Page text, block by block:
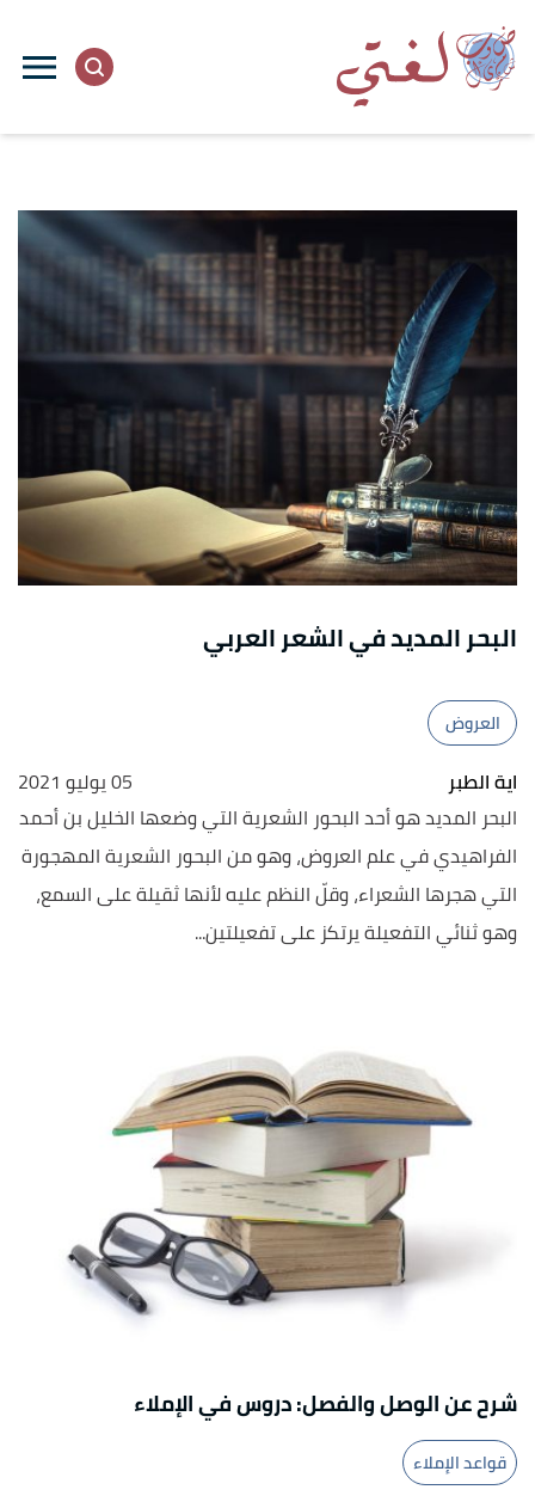
البحر المديد في الشعر العربي
العروض
اية الطبر
05 يوليو 2021
البحر المديد هو أحد البحور الشعرية التي وضعها الخليل بن أحمد
الفراهيدي في علم العروض، وهو من البحور الشعرية المهجورة
التي هجرها الشعراء، وقلّ النظم عليه لأنها ثقيلة على السمع،
وهو ثنائي التفعيلة يرتكز على تفعيلتين...
شرح عن الوصل والفصل: دروس في الإملاء
قواعد الإملاء